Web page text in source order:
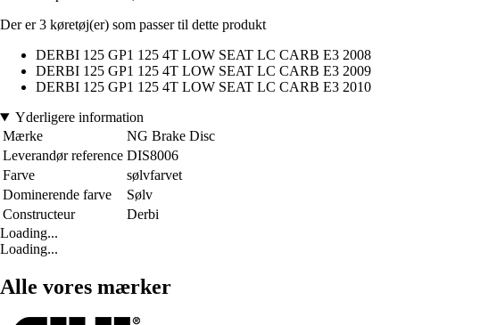
Der er 3 køretøj(er) som passer til dette produkt
DERBI 125 GP1 125 4T LOW SEAT LC CARB E3 2008
DERBI 125 GP1 125 4T LOW SEAT LC CARB E3 2009
DERBI 125 GP1 125 4T LOW SEAT LC CARB E3 2010
Yderligere information
Mærke
NG Brake Disc
Leverandør reference DIS8006
Farve
sølvfarvet
Dominerende farve
Sølv
Constructeur
Derbi
Loading...
Loading...
Alle vores mærker